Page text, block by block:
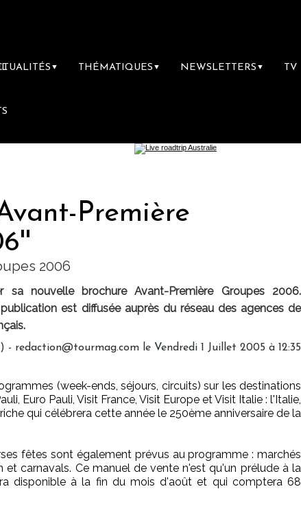
▼ THÉMATIQUES ▼ NEWSLETTERS ▼ TV
Première
2006
nouvelle brochure Avant-Première Groupes 2006.
est diffusée auprès du réseau des agences de
- redaction@tourmag.com le Vendredi 1 Juillet 2005 à 12:35
(week-ends, séjours, circuits) sur les destinations
Euro Pauli, Visit France, Visit Europe et Visit Italie : l'Italie,
qui célébrera cette année le 250ème anniversaire de la
fêtes sont également prévus au programme : marchés
et carnavals. Ce manuel de vente n'est qu'un prélude à la
disponible à la fin du mois d'août et qui comptera 68